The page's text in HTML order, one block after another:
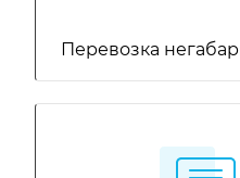
Перевозка